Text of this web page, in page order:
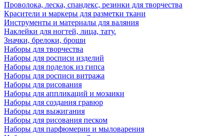
Проволока, леска, спандекс, резинки для творчества
Красители и маркеры для разметки ткани
Инструменты и материалы для валяния
Наклейки для ногтей, лица, тату.
Значки, брелоки, броши
Наборы для творчества
Наборы для росписи изделий
Наборы для поделок из гипса
Наборы для росписи витража
Наборы для рисования
Наборы для аппликаций и мозаики
Наборы для создания гравюр
Наборы для выжигания
Наборы для рисования песком
Наборы для парфюмерии и мыловарения